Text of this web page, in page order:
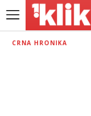
CRNA HRONIKA